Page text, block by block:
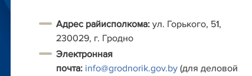
Адрес райисполкома: ул. Горького, 51,
230029, г. Гродно
Электронная
почта: info@grodnorik.gov.by (для деловой